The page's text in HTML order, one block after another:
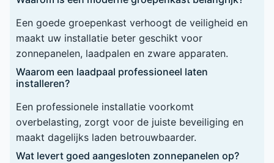
Een goede groepenkast verhoogt de veiligheid en
maakt uw installatie beter geschikt voor
zonnepanelen, laadpalen en zware apparaten.
Waarom een laadpaal professioneel laten
installeren?
Een professionele installatie voorkomt
overbelasting, zorgt voor de juiste beveiliging en
maakt dagelijks laden betrouwbaarder.
Wat levert goed aangesloten zonnepanelen op?